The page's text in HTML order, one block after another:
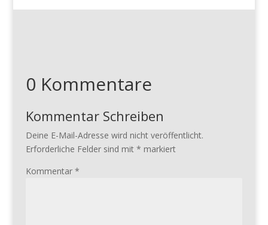
0 Kommentare
Kommentar Schreiben
Deine E-Mail-Adresse wird nicht veröffentlicht.
Erforderliche Felder sind mit * markiert
Kommentar *